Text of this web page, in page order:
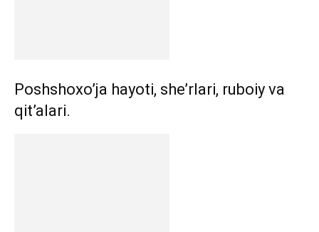
Poshshoxo’ja hayoti, she’rlari, ruboiy va
qit’alari.